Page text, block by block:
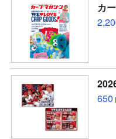
カ
650